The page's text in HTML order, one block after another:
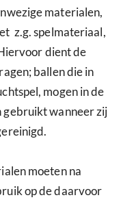
materialen,
z.g. spelmateriaal,
dient de
ballen die in
mogen in de
gebruikt wanneer zij
moeten na
op de daarvoor